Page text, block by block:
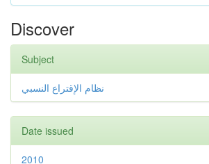
Discover
Subject
نظام الإقتراع النسبي
Date issued
2010